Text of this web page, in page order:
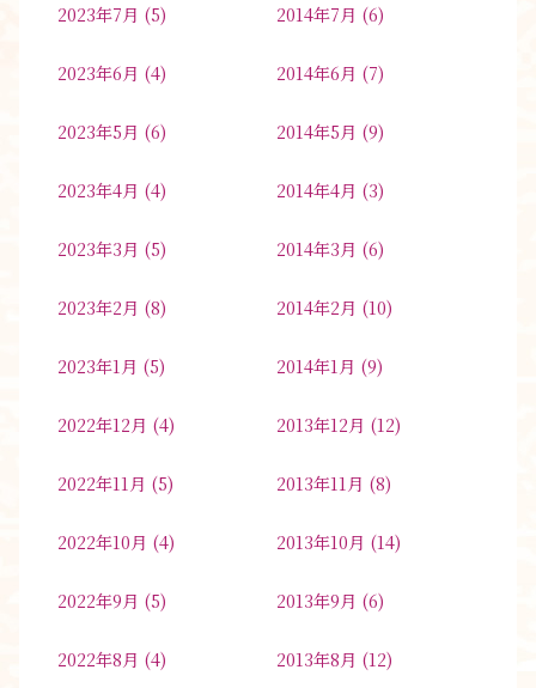
2023年7月 (5)
2023年6月 (4)
2023年5月 (6)
2023年4月 (4)
2023年3月 (5)
2023年2月 (8)
2023年1月 (5)
2022年12月 (4)
2022年11月 (5)
2022年10月 (4)
2022年9月 (5)
2022年8月 (4)
2014年7月 (6)
2014年6月 (7)
2014年5月 (9)
2014年4月 (3)
2014年3月 (6)
2014年2月 (10)
2014年1月 (9)
2013年12月 (12)
2013年11月 (8)
2013年10月 (14)
2013年9月 (6)
2013年8月 (12)